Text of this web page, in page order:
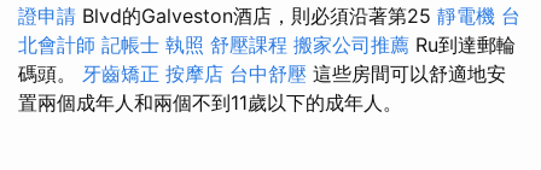
證申請 Blvd的Galveston酒店，則必須沿著第25 靜電機 台
北會計師 記帳士 執照 舒壓課程 搬家公司推薦 Ru到達郵輪
碼頭。 牙齒矯正 按摩店 台中舒壓 這些房間可以舒適地安
置兩個成年人和兩個不到11歲以下的成年人。